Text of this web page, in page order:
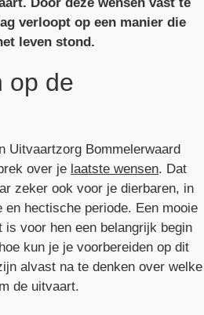
verloopt op een manier die
leven stond.
op de
Uitvaartzorg Bommelerwaard
over je laatste wensen. Dat
zeker ook voor je dierbaren, in
en hectische periode. Een mooie
voor hen een belangrijk begin
kun je je voorbereiden op dit
alvast na te denken over welke
de uitvaart.